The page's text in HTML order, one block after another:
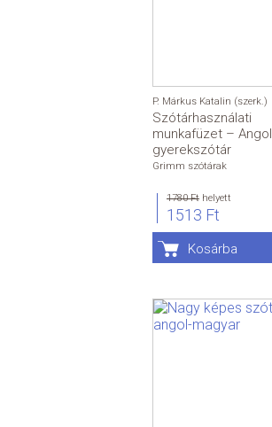
P. Márkus Katalin (szerk.)
Szótárhasználati
munkafüzet – Angol
gyerekszótár
Grimm szótárak
1780 Ft helyett
1513 Ft
Kosárba